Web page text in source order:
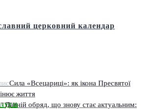
церковний календар
Сила «Всецариці»: як ікона Пресвятої
життя
Давній обряд, що знову стає актуальним: